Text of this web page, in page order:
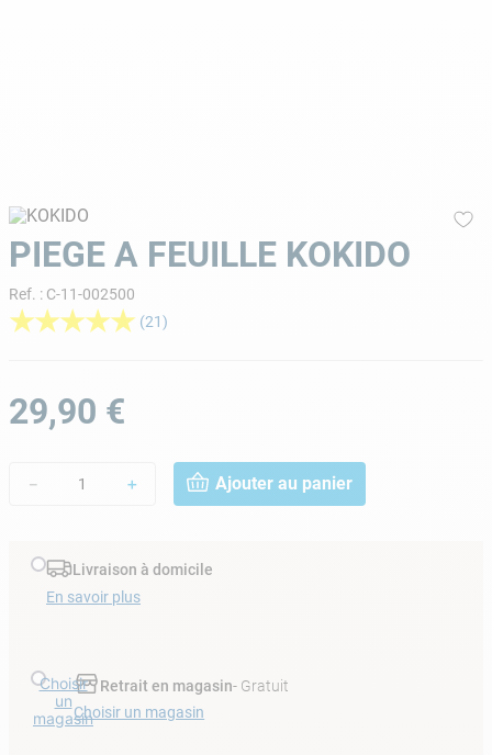
PIEGE A FEUILLE KOKIDO
Ref. : C-11-002500
★★★★★ (21)
29,90 €
＋
－ Ajouter au panier
Livraison à domicile
En savoir plus
Choisir
un
magasin
Retrait en magasin- Gratuit
Choisir un magasin